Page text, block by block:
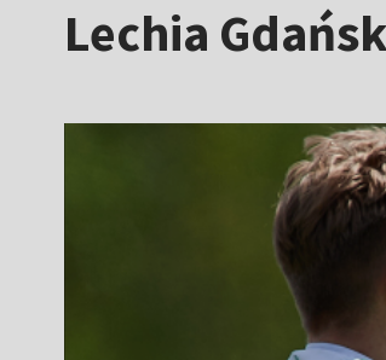
Lechia